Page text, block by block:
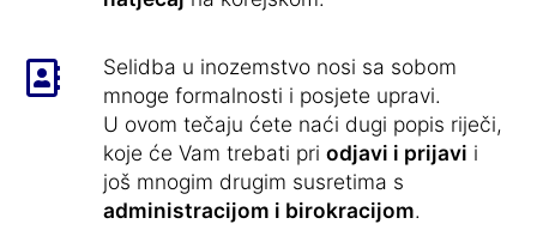
Selidba u inozemstvo nosi sa sobom
mnoge formalnosti i posjete upravi.
U ovom tečaju ćete naći dugi popis riječi,
koje će Vam trebati pri odjavi i prijavi i
još mnogim drugim susretima s
administracijom i birokracijom.